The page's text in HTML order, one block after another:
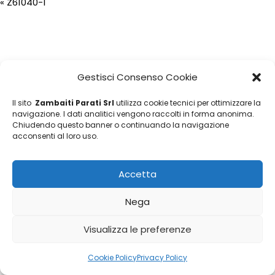
Gestisci Consenso Cookie
Il sito Zambaiti Parati Srl utilizza cookie tecnici per ottimizzare la
navigazione. I dati analitici vengono raccolti in forma anonima.
Chiudendo questo banner o continuando la navigazione
acconsenti al loro uso.
Accetta
Nega
Visualizza le preferenze
Cookie PolicyPrivacy Policy